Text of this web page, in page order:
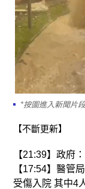
*按圖進入新聞片段
【不斷更新】
【21:39】政府
【17:54】醫管
受傷入院 其中4